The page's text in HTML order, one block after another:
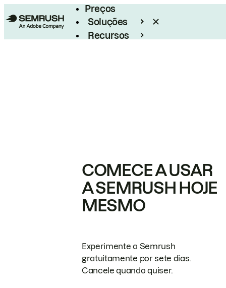
Preços
Soluções
Recursos
COMECE A USAR
A SEMRUSH HOJE
MESMO
Experimente a Semrush
gratuitamente por sete dias.
Cancele quando quiser.